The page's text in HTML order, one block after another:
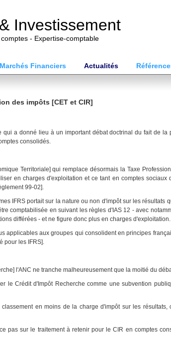
Investissement
- Expertise-comptable
Marchés Financiers Actualités
des impôts [CET et CIR]
qui a donné lieu à un important débat doctrinal du fait de la
consolidés.
Territoriale] qui remplace désormais la Taxe
en charges d'exploitation et ce tant en comptes sociaux
99-02].
IFRS portait sur la nature ou non d'impôt sur les résultats
comptabilisée en suivant les règles d'IAS 12 - avec
différées - et ne figure donc plus en charges d'exploitation.
applicables aux groupes qui consolident en principes
pour les IFRS].
l'ANC ne tranche malheureusement que la moitié du
le Crédit d'Impôt Recherche comme une subvention
en moins de la charge d'impôt sur les résultats,
pas sur le traitement à retenir pour le CIR en comptes